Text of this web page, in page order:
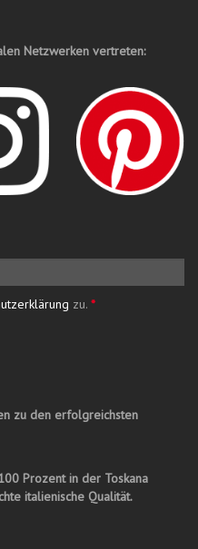
Netzwerken vertreten:
zu. *
zu den erfolgreichsten
Prozent in der Toskana
italienische Qualität.